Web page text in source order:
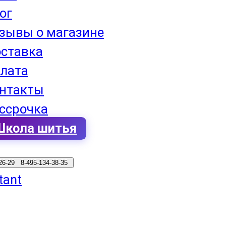
о магазине
шитья
29 8-495-134-38-35